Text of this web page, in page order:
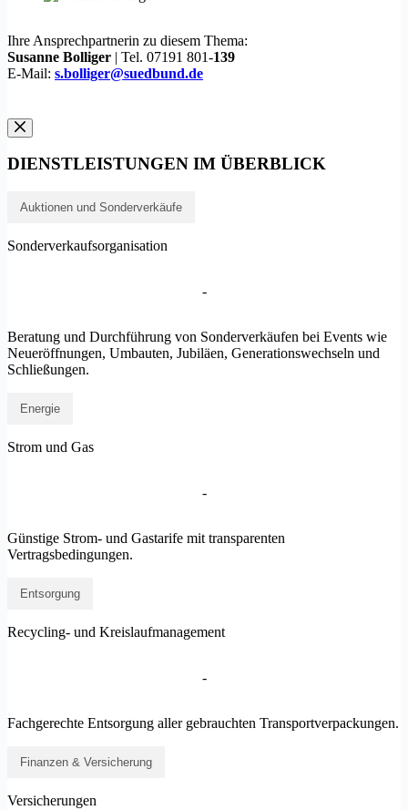
Ihre Ansprechpartnerin zu diesem Thema:
Susanne Bolliger | Tel. 07191 801-139
E-Mail: s.bolliger@suedbund.de
DIENSTLEISTUNGEN IM ÜBERBLICK
Auktionen und Sonderverkäufe
Sonderverkaufsorganisation
-
Beratung und Durchführung von Sonderverkäufen bei Events wie
Neueröffnungen, Umbauten, Jubiläen, Generationswechseln und
Schließungen.
Energie
Strom und Gas
-
Günstige Strom- und Gastarife mit transparenten
Vertragsbedingungen.
Entsorgung
Recycling- und Kreislaufmanagement
-
Fachgerechte Entsorgung aller gebrauchten Transportverpackungen.
Finanzen & Versicherung
Versicherungen